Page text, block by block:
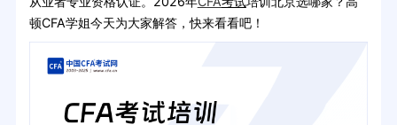
顿CFA学姐今天为大家解答，快来看看吧！